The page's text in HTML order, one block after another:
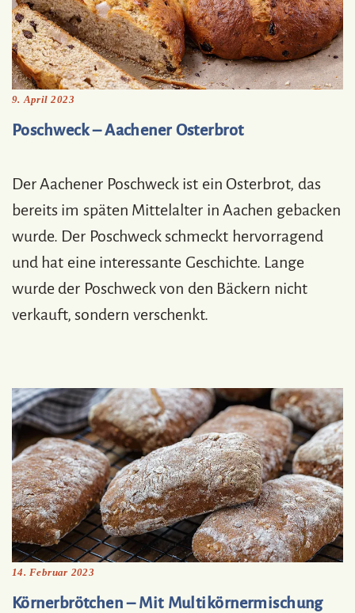
9. April 2023
Poschweck – Aachener Osterbrot
Der Aachener Poschweck ist ein Osterbrot, das
bereits im späten Mittelalter in Aachen gebacken
wurde. Der Poschweck schmeckt hervorragend
und hat eine interessante Geschichte. Lange
wurde der Poschweck von den Bäckern nicht
verkauft, sondern verschenkt.
14. Februar 2023
Körnerbrötchen – Mit Multikörnermischung